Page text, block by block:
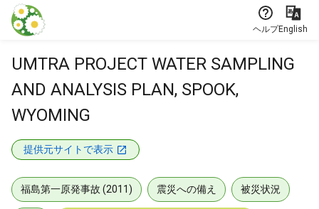
本文に飛ぶ
ヘルプEnglish
UMTRA PROJECT WATER SAMPLING
AND ANALYSIS PLAN, SPOOK,
WYOMING
提供元サイトで表示
福島第一原発事故 (2011) 震災への備え 被災状況